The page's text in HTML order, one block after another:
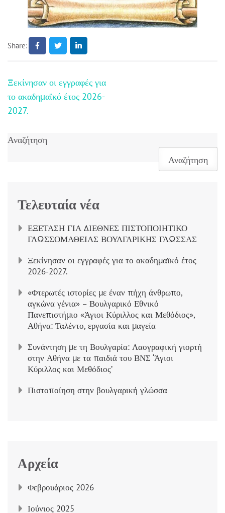
Share:
Πλοήγηση
άρθρων
Ξεκίνησαν οι εγγραφές για
το ακαδημαϊκό έτος 2026-
2027.
Αναζήτηση
Αναζήτηση
Τελευταία νέα
ΕΞΕΤΑΣΗ ΓΙΑ ΔΙΕΘΝΕΣ ΠΙΣΤΟΠΟΙΗΤΙΚΟ
ΓΛΩΣΣΟΜΑΘΕΙΑΣ ΒΟΥΛΓΑΡΙΚΗΣ ΓΛΩΣΣΑΣ
Ξεκίνησαν οι εγγραφές για το ακαδημαϊκό έτος
2026-2027.
«Φτερωτές ιστορίες με έναν πήχη άνθρωπο,
αγκώνα γένια» – Βουλγαρικό Εθνικό
Πανεπιστήμιο «Άγιοι Κύριλλος και Μεθόδιος»,
Αθήνα: Ταλέντο, εργασία και μαγεία
Συνάντηση με τη Βουλγαρία: Λαογραφική γιορτή
στην Αθήνα με τα παιδιά του ΒΝΣ ‘Άγιοι
Κύριλλος και Μεθόδιος’
Πιστοποίηση στην βουλγαρική γλώσσα
Αρχεία
Φεβρουάριος 2026
Ιούνιος 2025